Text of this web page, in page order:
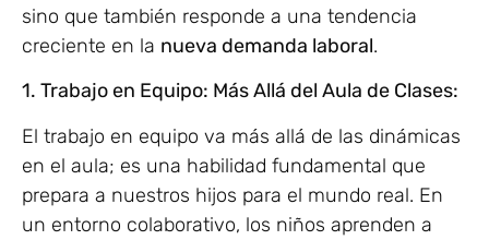
sino que también responde a una tendencia
creciente en la nueva demanda laboral.
1. Trabajo en Equipo: Más Allá del Aula de Clases:
El trabajo en equipo va más allá de las dinámicas
en el aula; es una habilidad fundamental que
prepara a nuestros hijos para el mundo real. En
un entorno colaborativo, los niños aprenden a